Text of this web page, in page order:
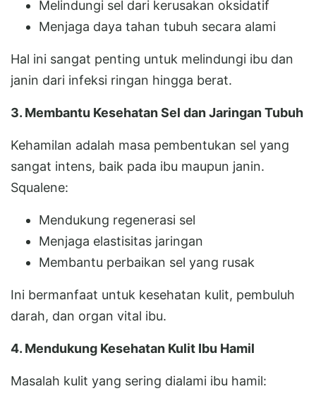
Melindungi sel dari kerusakan oksidatif
Menjaga daya tahan tubuh secara alami
Hal ini sangat penting untuk melindungi ibu dan
janin dari infeksi ringan hingga berat.
3. Membantu Kesehatan Sel dan Jaringan Tubuh
Kehamilan adalah masa pembentukan sel yang
sangat intens, baik pada ibu maupun janin.
Squalene:
Mendukung regenerasi sel
Menjaga elastisitas jaringan
Membantu perbaikan sel yang rusak
Ini bermanfaat untuk kesehatan kulit, pembuluh
darah, dan organ vital ibu.
4. Mendukung Kesehatan Kulit Ibu Hamil
Masalah kulit yang sering dialami ibu hamil: